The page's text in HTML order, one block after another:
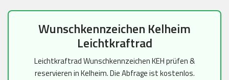
Wunschkennzeichen Kelheim
Leichtkraftrad
Leichtkraftrad Wunschkennzeichen KEH prüfen &
reservieren in Kelheim. Die Abfrage ist kostenlos.